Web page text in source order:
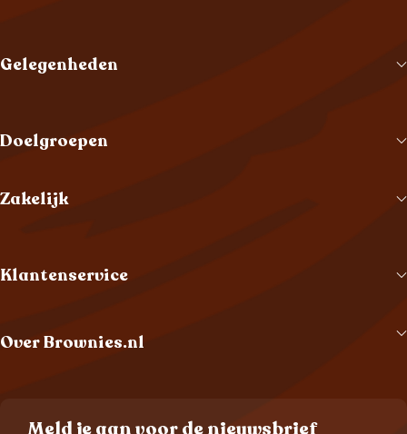
Gelegenheden
Doelgroepen
Zakelijk
Klantenservice
Over Brownies.nl
Meld je aan voor de nieuwsbrief